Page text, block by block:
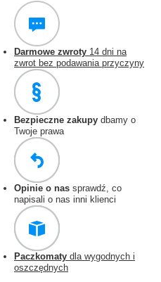
Darmowe zwroty 14 dni na
zwrot bez podawania przyczyny
Bezpieczne zakupy dbamy o
Twoje prawa
Opinie o nas sprawdź, co
napisali o nas inni klienci
Paczkomaty dla wygodnych i
oszczędnych